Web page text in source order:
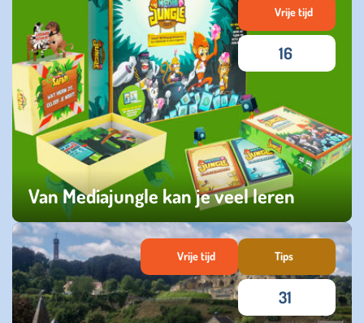
Van Mediajungle kan je veel leren
maandag 01 december 2025
Vrije tijd
16
Vrije tijd Tips
31